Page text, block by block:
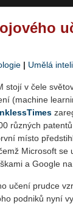
| Umělá
stojí v čele
(ma­chi­ne
růz­ných
místo
Micro­soft
a Go­o­gle
učení prud­ce
pod­ni­ků nyní